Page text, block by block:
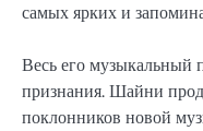
самых ярких и
Весь его музыкальный
признания. Шайни
поклонников новой